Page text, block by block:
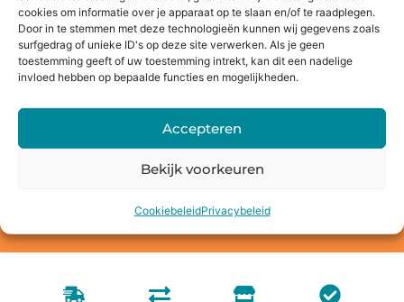
cookies om informatie over je apparaat op te slaan en/of te raadplegen.
Door in te stemmen met deze technologieën kunnen wij gegevens zoals
surfgedrag of unieke ID's op deze site verwerken. Als je geen
toestemming geeft of uw toestemming intrekt, kan dit een nadelige
invloed hebben op bepaalde functies en mogelijkheden.
Accepteren
Bekijk voorkeuren
CookiebeleidPrivacybeleid
Bij Holysmartphone geloven we in een groene en
duurzamere wereld. Daarom bieden wij onze klanten de
mogelijkheid om een oude smartphone, tablet, laptop of
console in te ruilen voor korting op een nieuw toestel of
direct geld. Niet alleen profiteer jij van de nieuwste
technologie, maar je draagt ook bij aan het behoud van
onze planeet.